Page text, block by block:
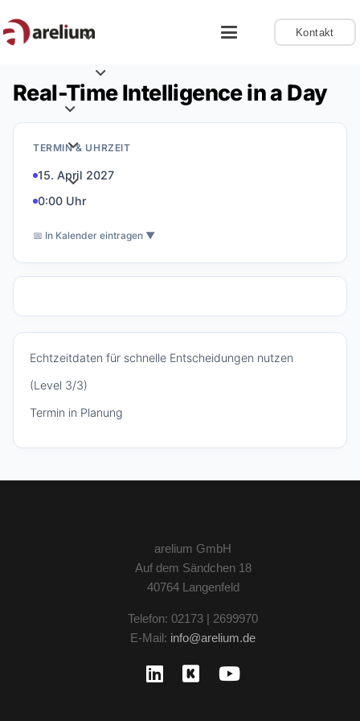
Kontakt
Real-Time Intelligence in a Day
TERMIN & UHRZEIT
15. April 2027
0:00 Uhr
📅 In Kalender eintragen ▼
Echtzeitdaten für schnelle Entscheidungen nutzen
(Level 3/3)
Termin in Planung
arelium GmbH
Auf dem Sändchen 18
40764 Langenfeld
Telefon: 02173 | 2699970
E-Mail: info@arelium.de